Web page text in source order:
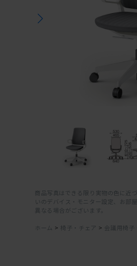
商品写真はできる限り実物の色に近
いのデバイス・モニター設定、お部
異なる場合がございます。
ホーム > 椅子・チェア > 会議用椅子